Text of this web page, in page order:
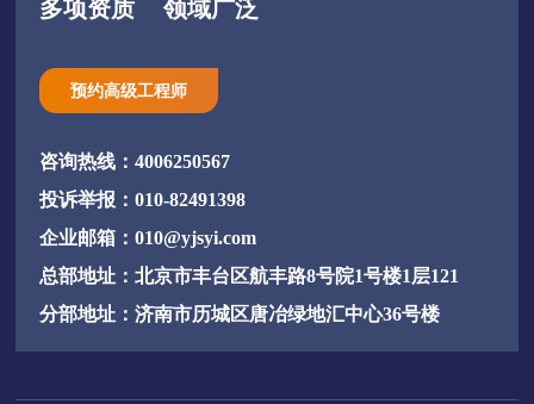
多项资质
领域广泛
预约高级工程师
咨询热线：4006250567
投诉举报：010-82491398
企业邮箱：010@yjsyi.com
总部地址：北京市丰台区航丰路8号院1号楼1层121
分部地址：济南市历城区唐冶绿地汇中心36号楼